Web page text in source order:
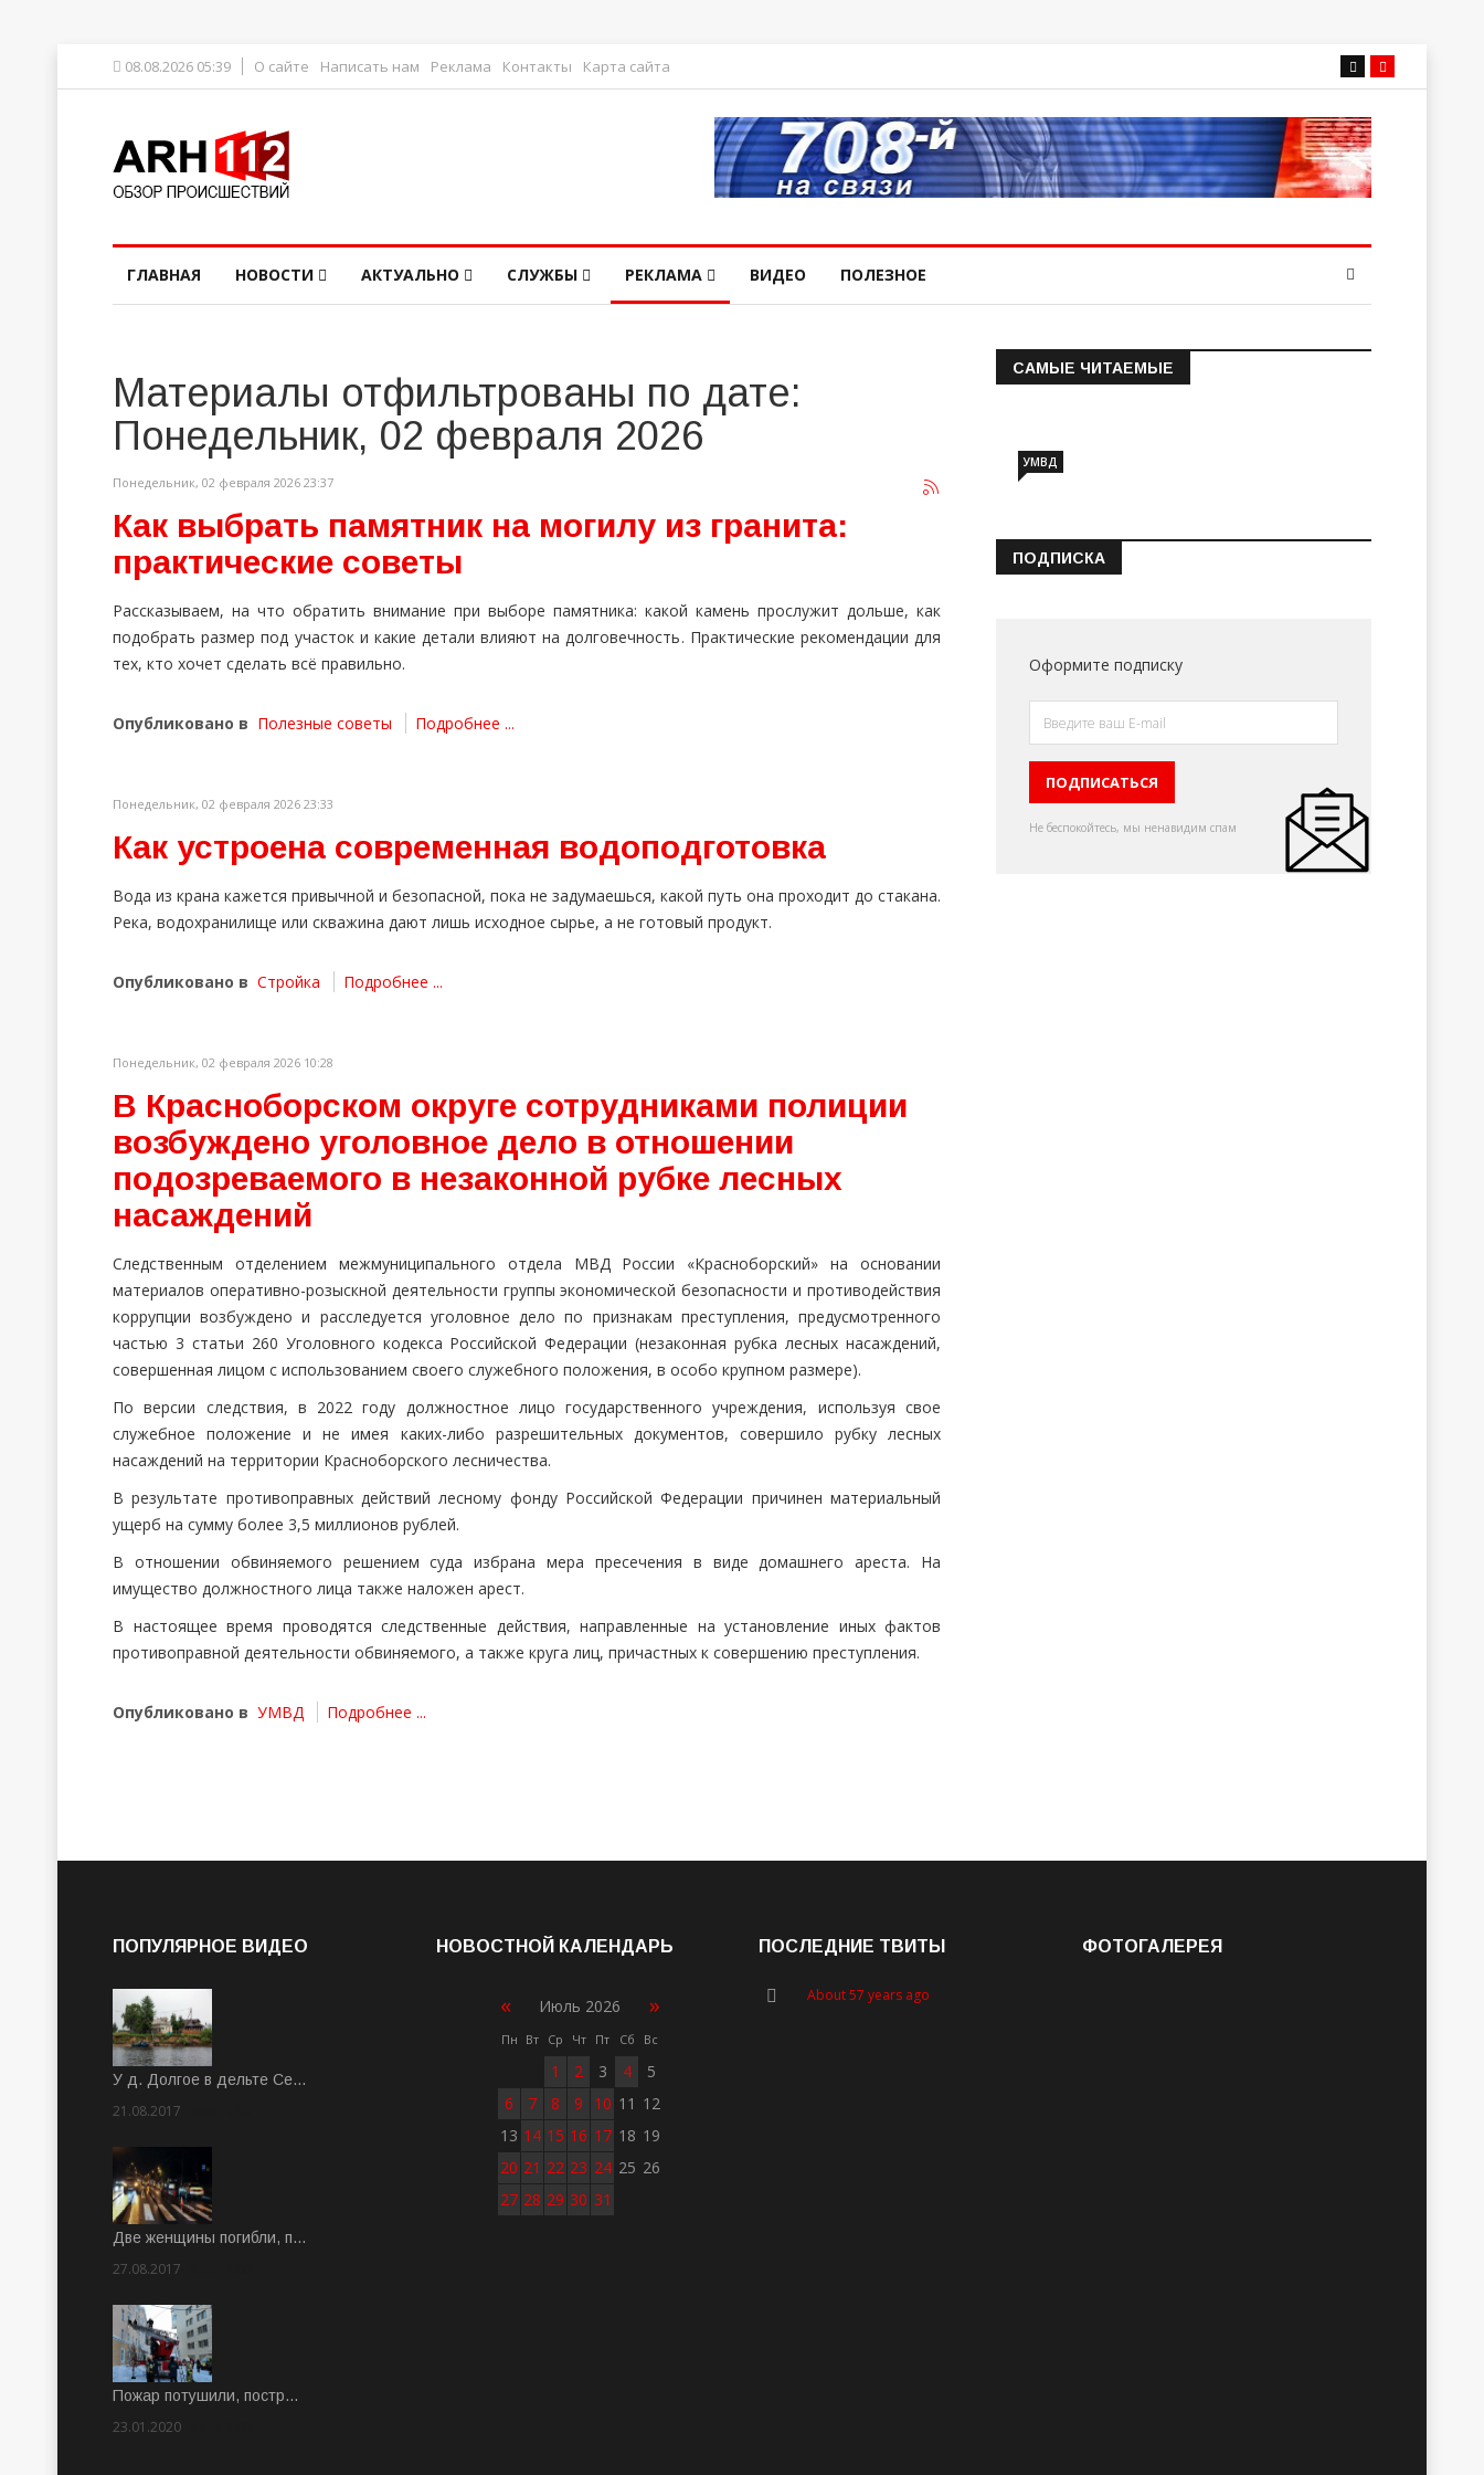
08.08.2026 05:39 О сайте Написать нам Реклама Контакты Карта сайта
ГЛАВНАЯ НОВОСТИ АКТУАЛЬНО СЛУЖБЫ РЕКЛАМА ВИДЕО ПОЛЕЗНОЕ
Материалы отфильтрованы по дате:
Понедельник, 02 февраля 2026
Понедельник, 02 февраля 2026 23:37
Как выбрать памятник на могилу из гранита:
практические советы
Рассказываем, на что обратить внимание при выборе памятника: какой камень прослужит дольше, как
подобрать размер под участок и какие детали влияют на долговечность. Практические рекомендации для
тех, кто хочет сделать всё правильно.
Опубликовано в Полезные советы Подробнее ...
Понедельник, 02 февраля 2026 23:33
Как устроена современная водоподготовка
Вода из крана кажется привычной и безопасной, пока не задумаешься, какой путь она проходит до стакана.
Река, водохранилище или скважина дают лишь исходное сырье, а не готовый продукт.
Опубликовано в Стройка Подробнее ...
Понедельник, 02 февраля 2026 10:28
В Красноборском округе сотрудниками полиции
возбуждено уголовное дело в отношении
подозреваемого в незаконной рубке лесных
насаждений
Следственным отделением межмуниципального отдела МВД России «Красноборский» на основании
материалов оперативно-розыскной деятельности группы экономической безопасности и противодействия
коррупции возбуждено и расследуется уголовное дело по признакам преступления, предусмотренного
частью 3 статьи 260 Уголовного кодекса Российской Федерации (незаконная рубка лесных насаждений,
совершенная лицом с использованием своего служебного положения, в особо крупном размере).
По версии следствия, в 2022 году должностное лицо государственного учреждения, используя свое
служебное положение и не имея каких-либо разрешительных документов, совершило рубку лесных
насаждений на территории Красноборского лесничества.
В результате противоправных действий лесному фонду Российской Федерации причинен материальный
ущерб на сумму более 3,5 миллионов рублей.
В отношении обвиняемого решением суда избрана мера пресечения в виде домашнего ареста. На
имущество должностного лица также наложен арест.
В настоящее время проводятся следственные действия, направленные на установление иных фактов
противоправной деятельности обвиняемого, а также круга лиц, причастных к совершению преступления.
Опубликовано в УМВД Подробнее ...
САМЫЕ ЧИТАЕМЫЕ
Информация о состоянии
УМВД
ПОДПИСКА
Оформите подписку
Не беспокойтесь, мы ненавидим спам
ПОПУЛЯРНОЕ ВИДЕО
У д. Долгое в дельте Се…
21.08.2017
Две женщины погибли, п…
27.08.2017
Пожар потушили, постр…
23.01.2020
НОВОСТНОЙ КАЛЕНДАРЬ
« Июль 2026 »
Пн Вт Ср Чт Пт Сб Вс
1 2 3 4
5
6
7 8 9 10 11 12
13 14 15 16 17 18 19
20 21 22 23 24 25 26
27 28 29 30 31
ПОСЛЕДНИЕ ТВИТЫ
About 57 years ago
ФОТОГАЛЕРЕЯ